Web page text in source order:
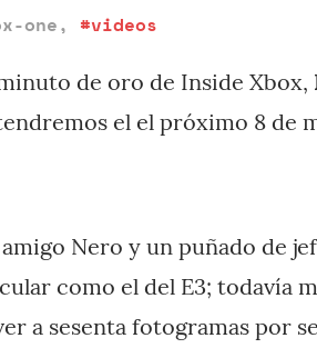
one, #videos
de oro de Inside Xbox,
el el próximo 8 de
Nero y un puñado de
como el del E3; todavía
a sesenta fotogramas por